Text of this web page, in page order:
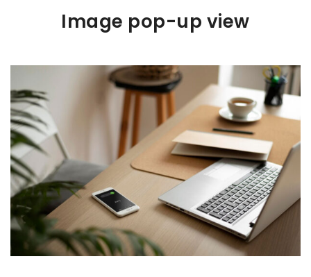
Image pop-up view